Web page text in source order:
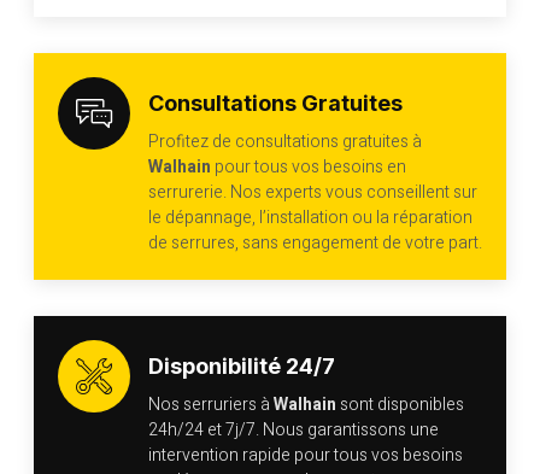
Consultations Gratuites
Profitez de consultations gratuites à
Walhain pour tous vos besoins en
serrurerie. Nos experts vous conseillent sur
le dépannage, l’installation ou la réparation
de serrures, sans engagement de votre part.
Disponibilité 24/7
Nos serruriers àWalhain sont disponibles
24h/24 et 7j/7. Nous garantissons une
intervention rapide pour tous vos besoins